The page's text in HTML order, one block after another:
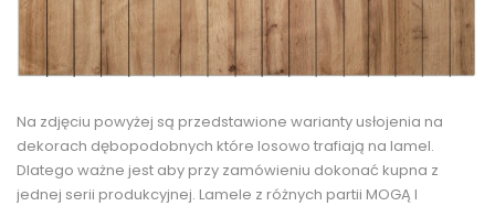
Na zdjęciu powyżej są przedstawione warianty usłojenia na
dekorach dębopodobnych które losowo trafiają na lamel.
Dlatego ważne jest aby przy zamówieniu dokonać kupna z
jednej serii produkcyjnej. Lamele z różnych partii MOGĄ I